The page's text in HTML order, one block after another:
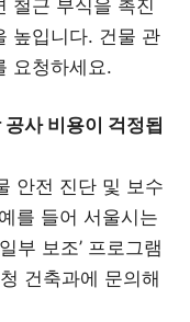
철근 부식을 촉진
높입니다. 건물 관
요청하세요.
사 비용이 걱정됩
안전 진단 및 보수
를 들어 서울시는
부 보조’ 프로그램
건축과에 문의해